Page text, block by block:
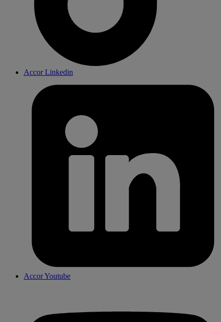
Accor Linkedin
Accor Youtube